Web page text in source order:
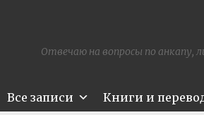
Отвечаю на вопросы по анкапу,
Все записи Книги и